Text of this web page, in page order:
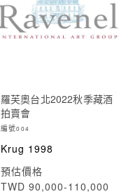
羅芙奧台北2022秋季藏酒
拍賣會
編號004
Krug 1998
預估價格
TWD 90,000-110,000